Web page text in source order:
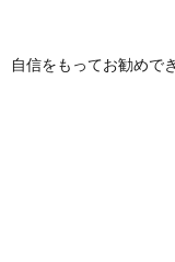
自信をもってお勧めで